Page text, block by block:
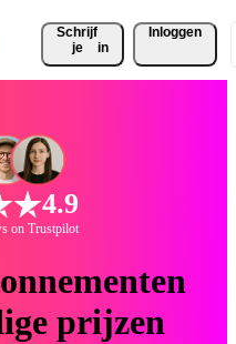
Schrijf
je
in
Inloggen
4.9
on Trustpilot
prijzen